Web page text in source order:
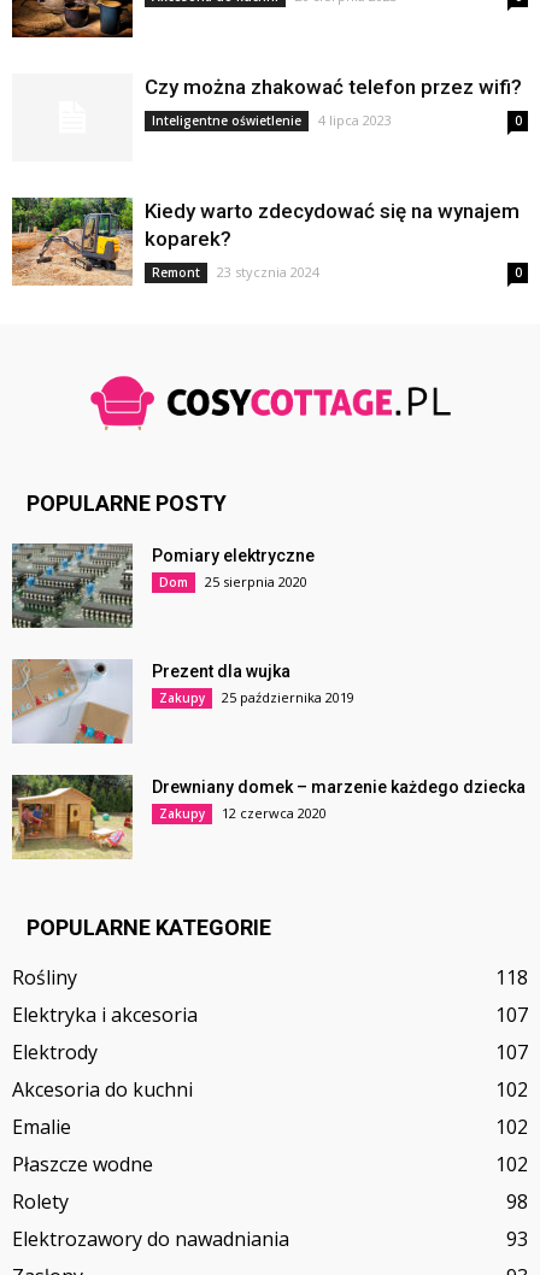
Czy można zhakować telefon przez wifi?
Inteligentne oświetlenie 4 lipca 2023 0
Kiedy warto zdecydować się na wynajem
koparek?
Remont 23 stycznia 2024 0
POPULARNE POSTY
Pomiary elektryczne
Dom 25 sierpnia 2020
Prezent dla wujka
Zakupy 25 października 2019
Drewniany domek – marzenie każdego dziecka
Zakupy 12 czerwca 2020
POPULARNE KATEGORIE
Rośliny
118
Elektryka i akcesoria
107
Elektrody
107
Akcesoria do kuchni
102
Emalie
102
Płaszcze wodne
102
Rolety
98
Elektrozawory do nawadniania
93